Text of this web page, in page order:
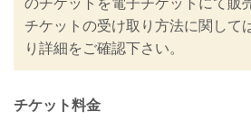
また禁止事項
組みを行います
皆さまには大変
すが、安心して
のチケットを電子チケットにて販
チケットの受け取り方法に関して
り詳細をご確認下さい。
チケット料金